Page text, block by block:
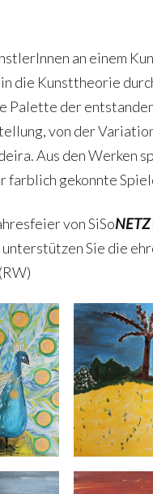
an einem
die Kunsttheorie
Palette der
von der
Aus den Werken
farblich gekonnte
von SiSoNETZ
Sie die